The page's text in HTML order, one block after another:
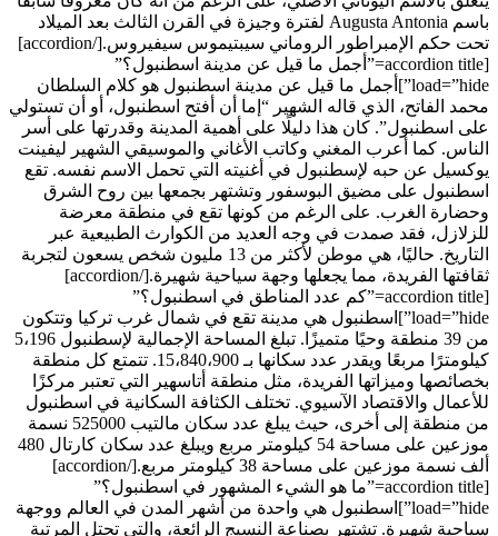
باسم Augusta Antonia لفترة وجيزة في القرن الثالث بعد الميلاد
تحت حكم الإمبراطور الروماني سيبتيموس سيفيروس.[/accordion]
[accordion title=”أجمل ما قيل عن مدينة اسطنبول؟”
load=”hide”]أجمل ما قيل عن مدينة اسطنبول هو كلام السلطان
محمد الفاتح، الذي قاله الشهير “إما أن أفتح اسطنبول، أو أن تستولي
على اسطنبول”. كان هذا دليلًا على أهمية المدينة وقدرتها على أسر
الناس. كما أعرب المغني وكاتب الأغاني والموسيقي الشهير ليفينت
يوكسيل عن حبه لإسطنبول في أغنيته التي تحمل الاسم نفسه. تقع
اسطنبول على مضيق البوسفور وتشتهر بجمعها بين روح الشرق
وحضارة الغرب. على الرغم من كونها تقع في منطقة معرضة
للزلازل، فقد صمدت في وجه العديد من الكوارث الطبيعية عبر
التاريخ. حاليًا، هي موطن لأكثر من 13 مليون شخص يسعون لتجربة
ثقافتها الفريدة، مما يجعلها وجهة سياحية شهيرة.[/accordion]
[accordion title=”كم عدد المناطق في اسطنبول؟”
load=”hide”]اسطنبول هي مدينة تقع في شمال غرب تركيا وتتكون
من 39 منطقة وحيًا متميزًا. تبلغ المساحة الإجمالية لإسطنبول 5،196
كيلومترًا مربعًا ويقدر عدد سكانها بـ 15،840،900. تتمتع كل منطقة
بخصائصها وميزاتها الفريدة، مثل منطقة أتاسهير التي تعتبر مركزًا
للأعمال والاقتصاد الآسيوي. تختلف الكثافة السكانية في اسطنبول
من منطقة إلى أخرى، حيث يبلغ عدد سكان مالتيب 525000 نسمة
موزعين على مساحة 54 كيلومتر مربع ويبلغ عدد سكان كارتال 480
ألف نسمة موزعين على مساحة 38 كيلومتر مربع.[/accordion]
[accordion title=”ما هو الشيء المشهور في اسطنبول؟”
load=”hide”]اسطنبول هي واحدة من أشهر المدن في العالم ووجهة
سياحية شهيرة. تشتهر بصناعة النسيج الرائعة، والتي تحتل المرتبة